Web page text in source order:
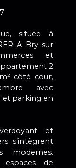
située à
A Bry sur
et
2
côté cour,
avec
et parking en
et
s’intègrent
modernes.
de